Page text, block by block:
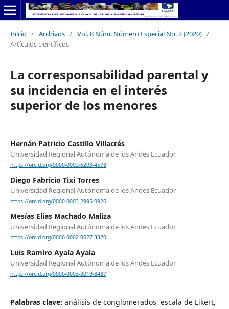
Inicio / Archivos / Vol. 8 Núm. Número Especial No. 2 (2020) /
Artículos científicos
La corresponsabilidad parental y
su incidencia en el interés
superior de los menores
Hernán Patricio Castillo Villacrés
Universidad Regional Autónoma de los Andes Ecuador
https://orcid.org/0000-0002-6203-4578
Diego Fabricio Tixi Torres
Universidad Regional Autónoma de los Andes Ecuador
https://orcid.org/0000-0003-2995-0926
Mesías Elías Machado Maliza
Universidad Regional Autónoma de los Andes Ecuador
https://orcid.org/0000-0002-0627-3320
Luis Ramiro Ayala Ayala
Universidad Regional Autónoma de los Andes Ecuador
https://orcid.org/0000-0003-3019-8487
Palabras clave: análisis de conglomerados, escala de Likert,